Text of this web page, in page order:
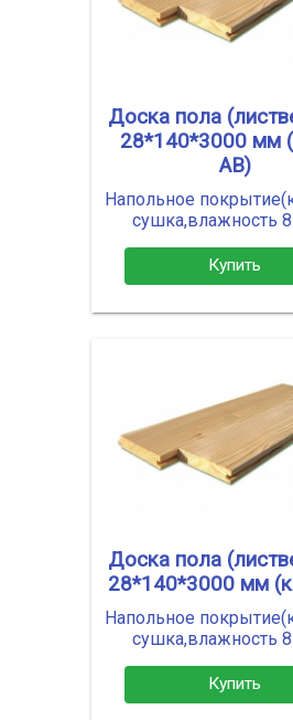
Доска пола
28*140*3000 мм
АВ)
Напольное
сушка,влажность
Купить
Доска пола
28*140*3000 мм
Напольное
сушка,влажность
Купить